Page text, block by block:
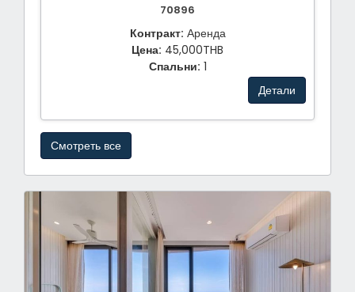
70896
Контракт: Аренда
Цена: 45,000THB
Спальни: 1
Детали
Смотреть все